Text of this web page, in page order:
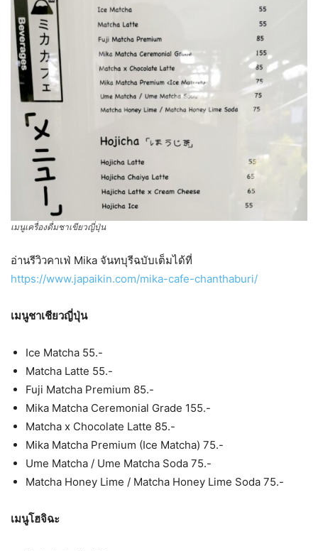
เมนูเครื่องดื่มชาเขียวญี่ปุ่น
อ่านรีวิวคาเฟ่ Mika จันทบุรีฉบับเต็มได้ที่
https://www.japaikin.com/mika-cafe-chanthaburi/
เมนูชาเชียวญี่ปุ่น
Ice Matcha 55.-
Matcha Latte 55.-
Fuji Matcha Premium 85.-
Mika Matcha Ceremonial Grade 155.-
Matcha x Chocolate Latte 85.-
Mika Matcha Premium (Ice Matcha) 75.-
Ume Matcha / Ume Matcha Soda 75.-
Matcha Honey Lime / Matcha Honey Lime Soda 75.-
เมนูโฮจิฉะ